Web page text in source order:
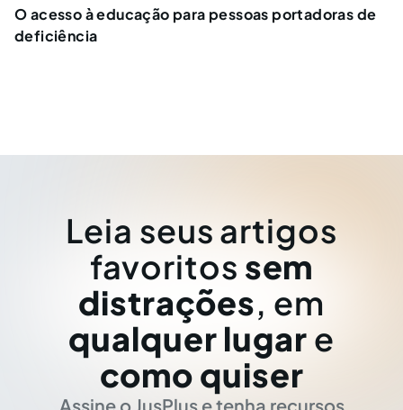
O acesso à educação para pessoas portadoras de
deficiência
Leia seus artigos
favoritos sem
distrações, em
qualquer lugar e
como quiser
Assine o JusPlus e tenha recursos